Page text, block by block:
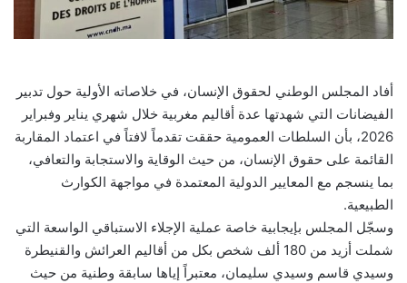
أفاد المجلس الوطني لحقوق الإنسان، في خلاصاته الأولية حول تدبير
الفيضانات التي شهدتها عدة أقاليم مغربية خلال شهري يناير وفبراير
2026، بأن السلطات العمومية حققت تقدماً لافتاً في اعتماد المقاربة
القائمة على حقوق الإنسان، من حيث الوقاية والاستجابة والتعافي،
بما ينسجم مع المعايير الدولية المعتمدة في مواجهة الكوارث
الطبيعية.
وسجّل المجلس بإيجابية خاصة عملية الإجلاء الاستباقي الواسعة التي
شملت أزيد من 180 ألف شخص بكل من أقاليم العرائش والقنيطرة
وسيدي قاسم وسيدي سليمان، معتبراً إياها سابقة وطنية من حيث